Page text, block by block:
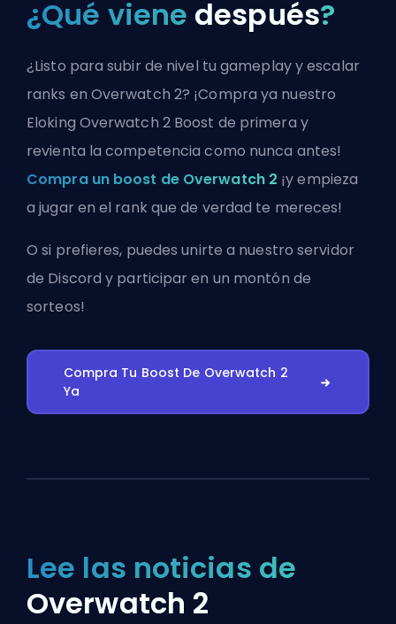
¿Qué viene después?
¿Listo para subir de nivel tu gameplay y escalar
ranks en Overwatch 2? ¡Compra ya nuestro
Eloking Overwatch 2 Boost de primera y
revienta la competencia como nunca antes!
Compra un boost de Overwatch 2 ¡y empieza
a jugar en el rank que de verdad te mereces!
O si prefieres, puedesunirte a nuestro servidor
de Discord y participar en un montón de
sorteos!
Compra Tu Boost De Overwatch 2
Ya
Lee las noticias de
Overwatch 2